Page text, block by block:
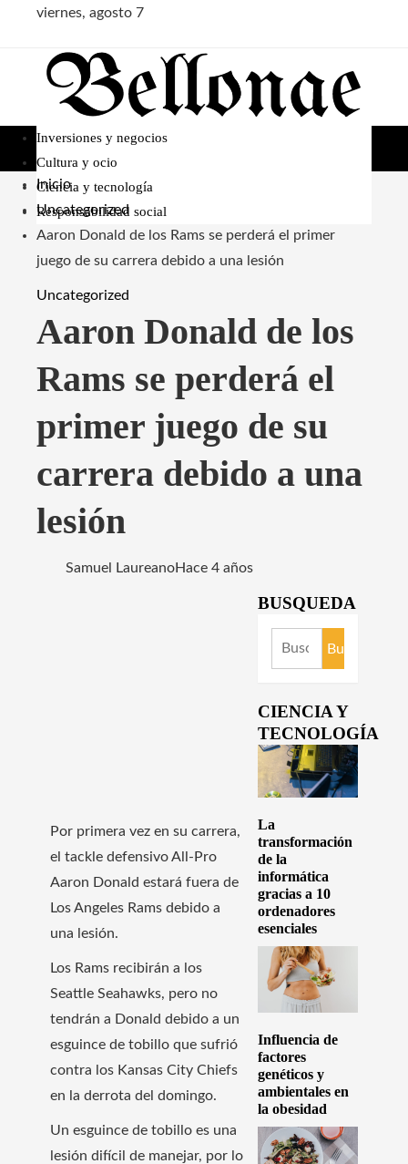
viernes, agosto 7
Inversiones y negocios
Cultura y ocio
Ciencia y tecnología
Responsabilidad social
Inicio
Uncategorized
Aaron Donald de los Rams se perderá el primer
juego de su carrera debido a una lesión
Uncategorized
Aaron Donald de los
Rams se perderá el
primer juego de su
carrera debido a una
lesión
Samuel LaureanoHace 4 años
Por primera vez en su carrera,
el tackle defensivo All-Pro
Aaron Donald estará fuera de
Los Angeles Rams debido a
una lesión.
Los Rams recibirán a los
Seattle Seahawks, pero no
tendrán a Donald debido a un
esguince de tobillo que sufrió
contra los Kansas City Chiefs
en la derrota del domingo.
Un esguince de tobillo es una
lesión difícil de manejar, por lo
BUSQUEDA
Buscar:
CIENCIA Y
TECNOLOGÍA
La
transformación
de la
informática
gracias a 10
ordenadores
esenciales
Influencia de
factores
genéticos y
ambientales en
la obesidad